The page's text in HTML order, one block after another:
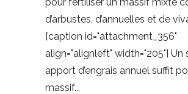
d’arbustes, d’annuelles et de
[caption id="attachment_356"
align="alignleft" width="205"] Un
apport d’engrais annuel suffit
massif